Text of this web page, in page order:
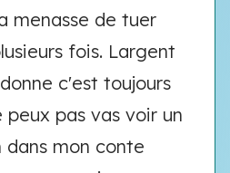
menasse de tuer
fois. Largent
c'est toujours
peux pas vas voir un
mon conte